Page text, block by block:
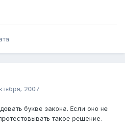
2007
букве закона. Если оно не
такое решение.